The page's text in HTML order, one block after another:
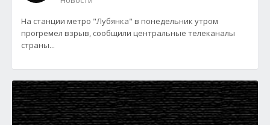
На станции метро "Лубянка" в понедельник утром
прогремел взрыв, сообщили центральные телеканалы
страны...